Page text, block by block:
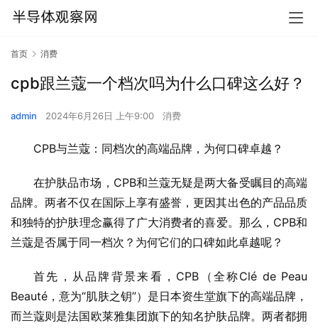
首页 消费
cpb跟兰蔻一个档次吗为什么口碑这么好？
admin 2024年6月26日 上午9:00 消费
CPB与兰蔻：同档次的高端品牌，为何口碑卓越？
在护肤品市场，CPB和兰蔻无疑是两大备受瞩目的高端
品牌。两者不仅在国际上享有盛誉，更因其出色的产品品质
和独特的护肤理念赢得了广大消费者的喜爱。那么，CPB和
兰蔻是否属于同一档次？为何它们的口碑如此卓越呢？
首先，从品牌背景来看，CPB（全称Clé de Peau
Beauté，意为“肌肤之钥”）是日本资生堂旗下的高端品牌，
而兰蔻则是法国欧莱雅集团旗下的知名护肤品牌。两者都拥